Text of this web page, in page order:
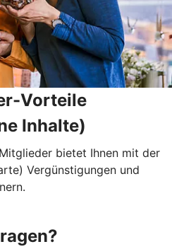
Vorteile
Inhalte)
bietet Ihnen mit der
Vergünstigungen und